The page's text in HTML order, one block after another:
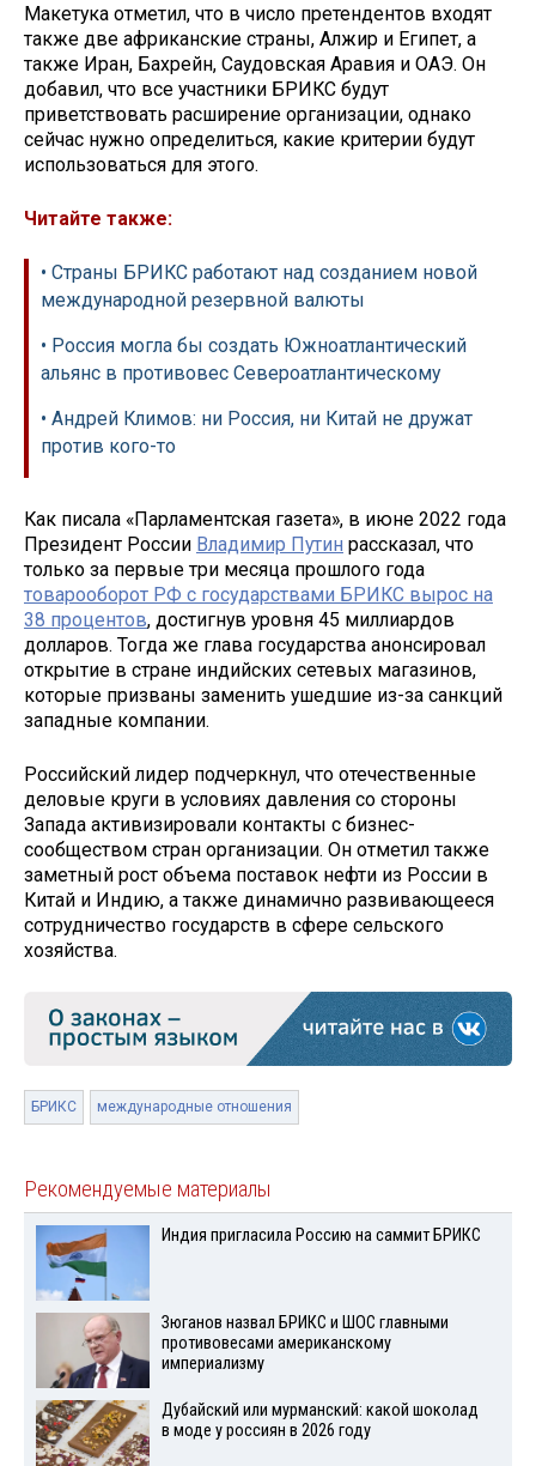
Макетука отметил, что в число претендентов входят
также две африканские страны, Алжир и Египет, а
также Иран, Бахрейн, Саудовская Аравия и ОАЭ. Он
добавил, что все участники БРИКС будут
приветствовать расширение организации, однако
сейчас нужно определиться, какие критерии будут
использоваться для этого.
Читайте также:
• Страны БРИКС работают над созданием новой
международной резервной валюты
• Россия могла бы создать Южноатлантический
альянс в противовес Североатлантическому
• Андрей Климов: ни Россия, ни Китай не дружат
против кого-то
Как писала «Парламентская газета», в июне 2022 года
Президент России Владимир Путин рассказал, что
только за первые три месяца прошлого года
товарооборот РФ с государствами БРИКС вырос на
38 процентов, достигнув уровня 45 миллиардов
долларов. Тогда же глава государства анонсировал
открытие в стране индийских сетевых магазинов,
которые призваны заменить ушедшие из-за санкций
западные компании.
Российский лидер подчеркнул, что отечественные
деловые круги в условиях давления со стороны
Запада активизировали контакты с бизнес-
сообществом стран организации. Он отметил также
заметный рост объема поставок нефти из России в
Китай и Индию, а также динамично развивающееся
сотрудничество государств в сфере сельского
хозяйства.
БРИКС международные отношения
Рекомендуемые материалы
Индия пригласила Россию на саммит БРИКС
Зюганов назвал БРИКС и ШОС главными
противовесами американскому
империализму
Дубайский или мурманский: какой шоколад
в моде у россиян в 2026 году